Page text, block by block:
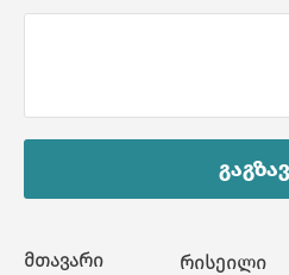
მთავარი რისეილი